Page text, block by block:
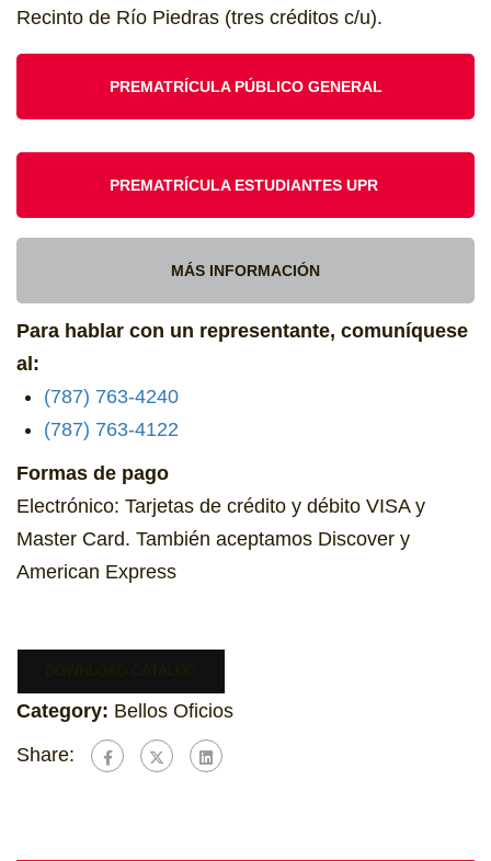
Recinto de Río Piedras (tres créditos c/u).
PREMATRÍCULA PÚBLICO GENERAL
PREMATRÍCULA ESTUDIANTES UPR
MÁS INFORMACIÓN
Para hablar con un representante, comuníquese
al:
(787) 763-4240
(787) 763-4122
Formas de pago
Electrónico: Tarjetas de crédito y débito VISA y
Master Card. También aceptamos Discover y
American Express
Category: Bellos Oficios
Share: